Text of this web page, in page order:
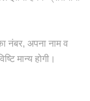
नंबर, अपना नाम व
मान्य होगी।